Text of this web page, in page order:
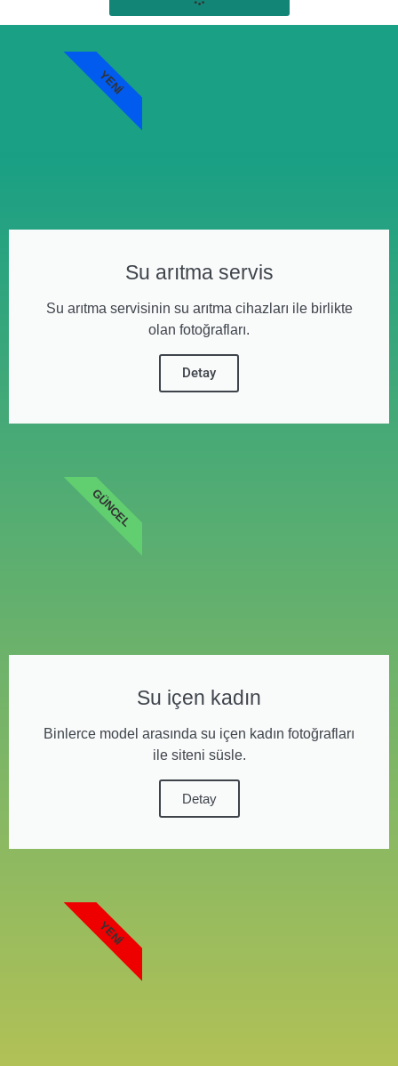
Su arıtma servis
Su arıtma servisinin su arıtma cihazları ile birlikte
olan fotoğrafları.
Detay
YENI
Su içen kadın
Binlerce model arasında su içen kadın fotoğrafları
ile siteni süsle.
Detay
GÜNCEL
YENI